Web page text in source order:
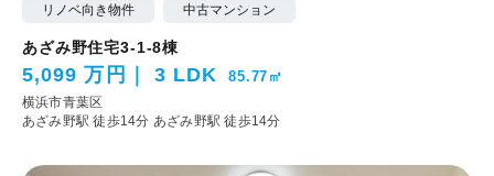
リノベ向き物件 中古マンション
あざみ野住宅3-1-8棟
5,099 万円 3 LDK 85.77㎡
横浜市青葉区
あざみ野駅 徒歩14分 あざみ野駅 徒歩14分